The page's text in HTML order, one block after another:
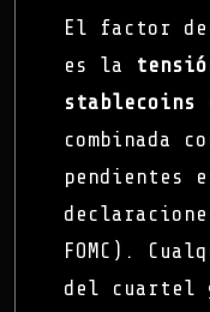
El factor
es la
stablecoins
combinada
pendientes
FOMC).
del cuartel